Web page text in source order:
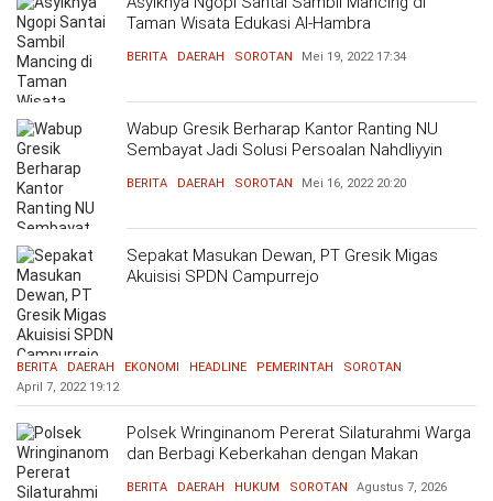
Taman Wisata Edukasi Al-Hambra
BERITA DAERAH SOROTAN Mei 19, 2022 17:34
Wabup Gresik Berharap Kantor Ranting NU
Sembayat Jadi Solusi Persoalan Nahdliyyin
BERITA DAERAH SOROTAN Mei 16, 2022 20:20
Sepakat Masukan Dewan, PT Gresik Migas
Akuisisi SPDN Campurrejo
BERITA DAERAH EKONOMI HEADLINE PEMERINTAH
SOROTAN
April 7, 2022 19:12
Polsek Wringinanom Pererat Silaturahmi Warga
dan Berbagi Keberkahan dengan Makan
BERITA DAERAH HUKUM SOROTAN Agustus 7, 2026